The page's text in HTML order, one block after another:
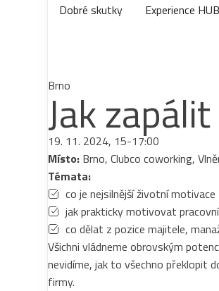
Dobré skutky Experience HUB
Brno
Jak
19. 11. 2024, 15-17:00
Místo: Brno, Clubco coworking,
Témata:
co je nejsilnější životní
jak prakticky motivovat
co dělat z pozice majitele,
Všichni vládneme obrovským
nevidíme, jak to všechno překlopit
firmy.